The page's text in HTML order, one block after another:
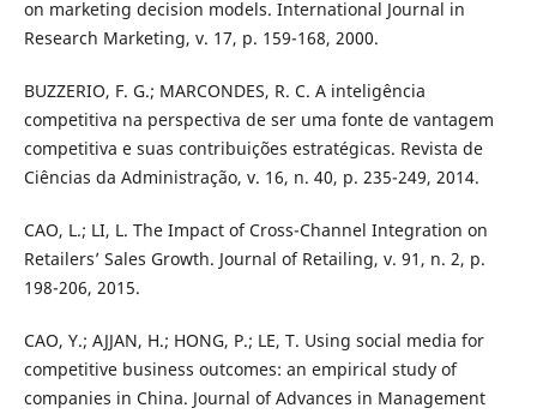
on marketing decision models. International Journal in
Research Marketing, v. 17, p. 159-168, 2000.
BUZZERIO, F. G.; MARCONDES, R. C. A inteligência
competitiva na perspectiva de ser uma fonte de vantagem
competitiva e suas contribuições estratégicas. Revista de
Ciências da Administração, v. 16, n. 40, p. 235-249, 2014.
CAO, L.; LI, L. The Impact of Cross-Channel Integration on
Retailers’ Sales Growth. Journal of Retailing, v. 91, n. 2, p.
198-206, 2015.
CAO, Y.; AJJAN, H.; HONG, P.; LE, T. Using social media for
competitive business outcomes: an empirical study of
companies in China. Journal of Advances in Management